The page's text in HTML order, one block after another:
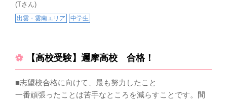
(Tさん)
出雲・雲南エリア 中学生
【高校受験】邇摩高校 合格！
■志望校合格に向けて、最も努力したこと
一番頑張ったことは苦手なところを減らすことです。間